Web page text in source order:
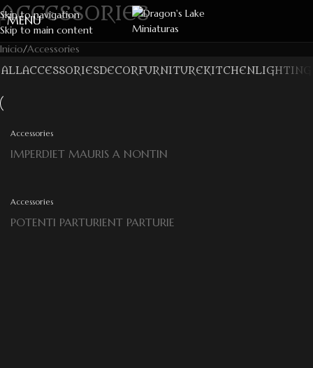
Skip to navigation
Skip to main content
MENU
ACCESSORIES
Inicio Accessories
ALLACCESSORIESDECORFURNITUREKITCHENLIGHTING
Accessories
IMPERDIET MAURIS A NONTIN
Accessories
POTENTI PARTURIENT PARTURIE